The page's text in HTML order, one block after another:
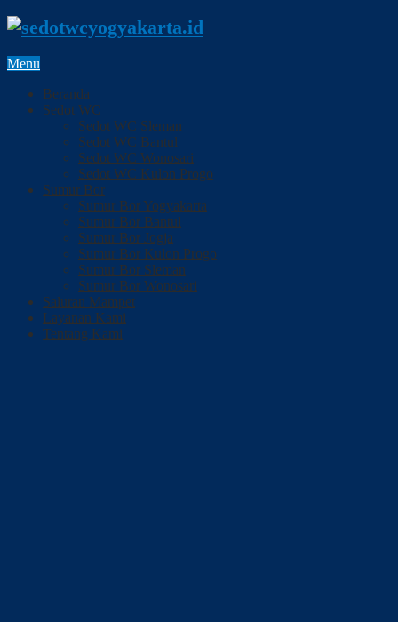
Menu
Beranda
Sedot WC
Sedot WC Sleman
Sedot WC Bantul
Sedot WC Wonosari
Sedot WC Kulon Progo
Sumur Bor
Sumur Bor Yogyakarta
Sumur Bor Bantul
Sumur Bor Jogja
Sumur Bor Kulon Progo
Sumur Bor Sleman
Sumur Bor Wonosari
Saluran Mampet
Layanan Kami
Tentang Kami